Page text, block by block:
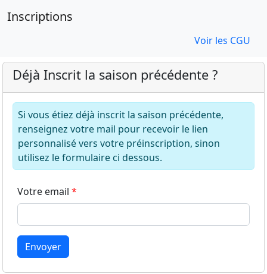
Inscriptions
Voir les CGU
Déjà Inscrit la saison précédente ?
Si vous étiez déjà inscrit la saison précédente,
renseignez votre mail pour recevoir le lien
personnalisé vers votre préinscription, sinon
utilisez le formulaire ci dessous.
Votre email
Envoyer